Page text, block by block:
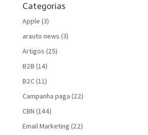
Categorias
Apple (3)
arauto news (3)
Artigos (25)
B2B (14)
B2C(11)
Campanha paga (22)
CBN (144)
Email Marketing (22)